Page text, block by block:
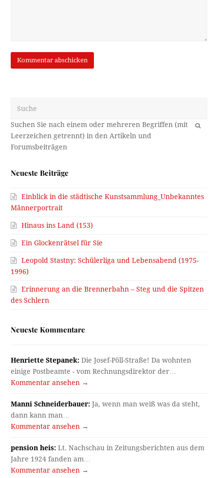
OK
Neueste Beiträge
Einblick in die städtische Kunstsammlung_Unbekanntes
Männerportrait
Hinaus ins Land (153)
Ein Glockenrätsel für Sie
Leopold Stastny: Schülerliga und Lebensabend (1975-
1996)
Erinnerung an die Brennerbahn – Steg und die Spitzen
des Schlern
Neueste Kommentare
Henriette Stepanek: Die Josef-Pöll-Straße! Da wohnten
einige Postbeamte - vom Rechnungsdirektor der…
Kommentar ansehen →
Manni Schneiderbauer: Ja, wenn man weiß was da steht,
dann kann man…
Kommentar ansehen →
pension heis: Lt. Nachschau in Zeitungsberichten aus dem
Jahre 1924 fanden am…
Kommentar ansehen →